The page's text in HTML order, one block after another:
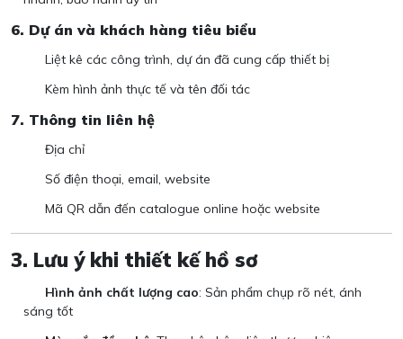
6. Dự án và khách hàng tiêu biểu
Liệt kê các công trình, dự án đã cung cấp thiết bị
Kèm hình ảnh thực tế và tên đối tác
7. Thông tin liên hệ
Địa chỉ
Số điện thoại, email, website
Mã QR dẫn đến catalogue online hoặc website
3. Lưu ý khi thiết kế hồ sơ
Hình ảnh chất lượng cao: Sản phẩm chụp rõ nét, ánh
sáng tốt